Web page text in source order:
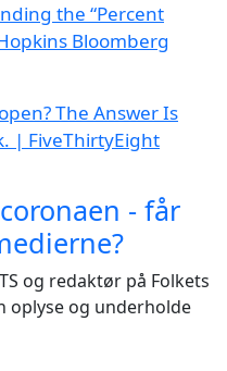
the “Percent
Bloomberg
The Answer Is
| FiveThirtyEight
- får
og redaktør på Folkets
oplyse og underholde